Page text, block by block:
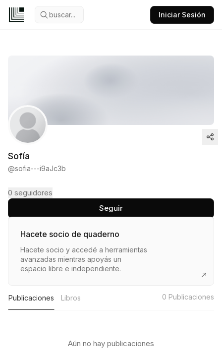
buscar... Iniciar Sesión
Sofía
@sofia---i9aJc3b
0 seguidores
Seguir
Hacete socio de quaderno
Hacete socio y accedé a herramientas
avanzadas mientras apoyás un
espacio libre e independiente.
Publicaciones Libros 0 Publicaciones
Aún no hay publicaciones